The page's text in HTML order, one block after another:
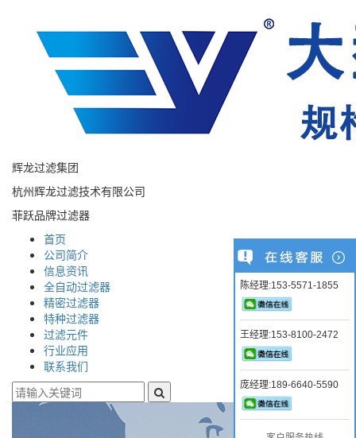
辉龙过滤集团
杭州辉龙过滤技术有限公司
菲跃品牌过滤器
首页
公司简介
信息资讯
全自动过滤器
精密过滤器
特种过滤器
过滤元件
行业应用
联系我们
陈经理:153-5571-1855
王经理:153-8100-2472
庞经理:189-6640-5590